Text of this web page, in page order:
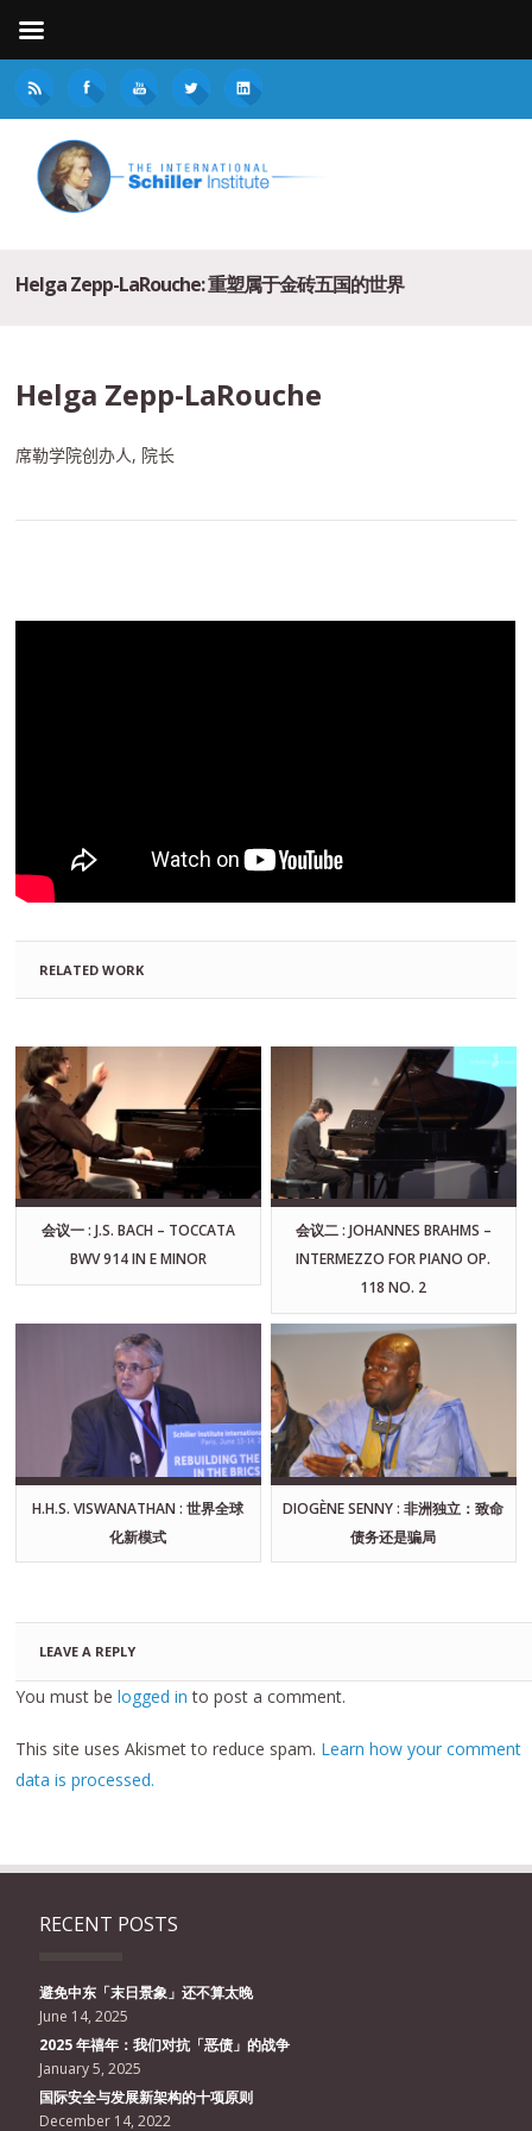
Helga Zepp-LaRouche: 重塑属于金砖五国的世界
Helga Zepp-LaRouche
席勒学院创办人, 院长
RELATED WORK
会议一 : J.S. BACH – TOCCATA
BWV 914 IN E MINOR
会议二 : JOHANNES BRAHMS –
INTERMEZZO FOR PIANO OP.
118 NO. 2
H.H.S. VISWANATHAN : 世界全球
化新模式
DIOGÈNE SENNY : 非洲独立：致命
债务还是骗局
LEAVE A REPLY
You must belogged in to post a comment.
This site uses Akismet to reduce spam. Learn how your comment
data is processed.
RECENT POSTS
避免中东「末日景象」还不算太晚
June 14, 2025
2025 年禧年：我们对抗「恶债」的战争
January 5, 2025
国际安全与发展新架构的十项原则
December 14, 2022